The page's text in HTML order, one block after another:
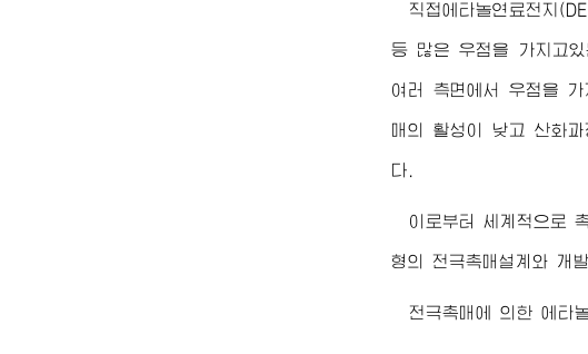
직접에타놀연료전지
등 많은 우점을 가지고있
여러 측면에서 우점을
매의 활성이 낮고 산화
다.
이로부터 세계적으로
형의 전극촉매설계와 개
전극촉매에 의한 에타